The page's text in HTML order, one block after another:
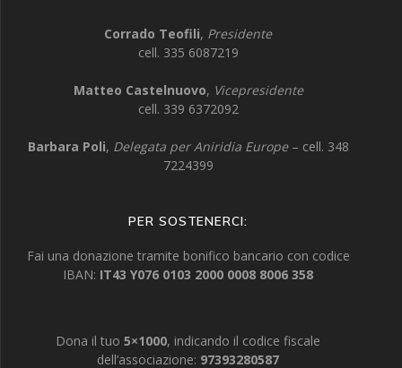
Corrado Teofili, Presidente
cell. 335 6087219
Matteo Castelnuovo, Vicepresidente
cell. 339 6372092
Barbara Poli, Delegata per Aniridia Europe– cell. 348
7224399
PER SOSTENERCI:
Fai una donazione tramite bonifico bancario con codice
IBAN: IT43 Y076 0103 2000 0008 8006 358
Dona il tuo 5×1000, indicando il codice fiscale
dell’associazione: 97393280587